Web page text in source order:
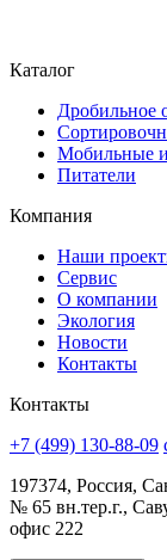
Каталог
Дробильное
Мобильные
Питатели
Компания
Наши
Сервис
О компании
Экология
Новости
Контакты
Контакты
+7 (499) 130-88-09
197374, Россия,
№ 65 вн.тер.г.,
офис 222